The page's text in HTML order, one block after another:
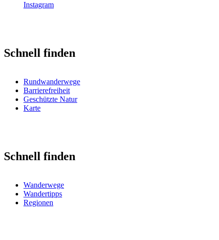
Instagram
Schnell finden
Rundwanderwege
Barrierefreiheit
Geschützte Natur
Karte
Schnell finden
Wanderwege
Wandertipps
Regionen